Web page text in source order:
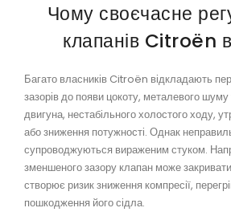
Чому своєчасне
клапанів Citroën
Багато власників Citroën відкладають
зазорів до появи цокоту, металевого шуму
двигуна, нестабільного холостого ходу,
або зниження потужності. Однак
супроводжуються вираженим стуком.
зменшеного зазору клапан може
створює ризик зниження компресії,
пошкодження його сідла.